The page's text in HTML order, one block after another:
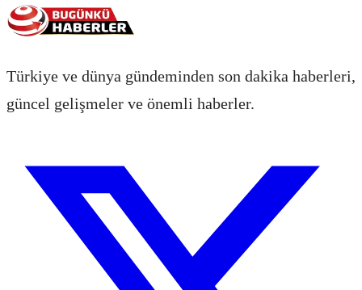
Türkiye ve dünya gündeminden son dakika haberleri,
güncel gelişmeler ve önemli haberler.